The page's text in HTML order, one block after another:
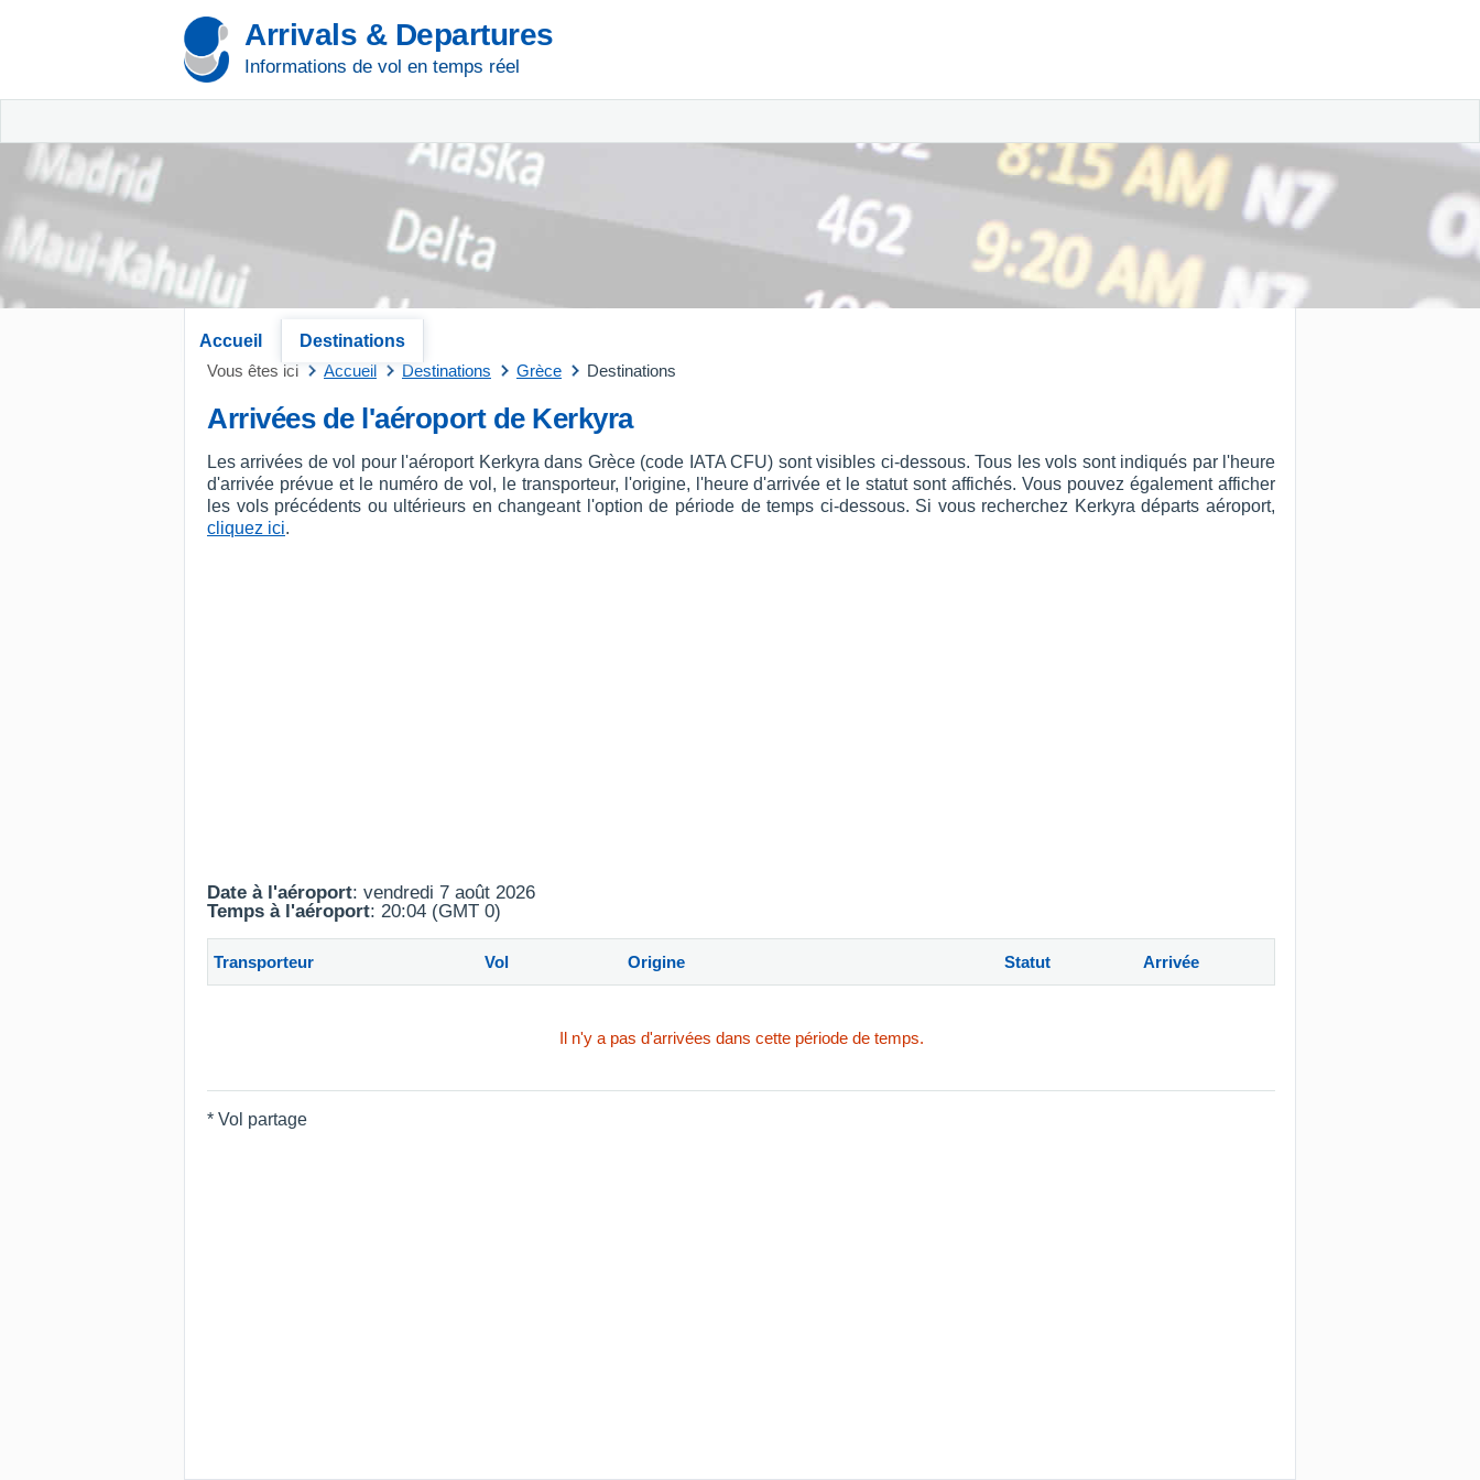
Arrivals & Departures
Informations de vol en temps réel
Accueil
Destinations
Vous êtes ici
Accueil Destinations Grèce Destinations
Arrivées de l'aéroport de Kerkyra
Les arrivées de vol pour l'aéroport Kerkyra dans Grèce (code IATA CFU) sont visibles ci-dessous. Tous les vols sont indiqués par l'heure
d'arrivée prévue et le numéro de vol, le transporteur, l'origine, l'heure d'arrivée et le statut sont affichés. Vous pouvez également afficher
les vols précédents ou ultérieurs en changeant l'option de période de temps ci-dessous. Si vous recherchez Kerkyra départs aéroport,
cliquez ici.
Date à l'aéroport: vendredi 7 août 2026
Temps à l'aéroport: 20:04 (GMT 0)
Transporteur Vol Origine Statut Arrivée
Il n'y a pas d'arrivées dans cette période de temps.
* Vol partage